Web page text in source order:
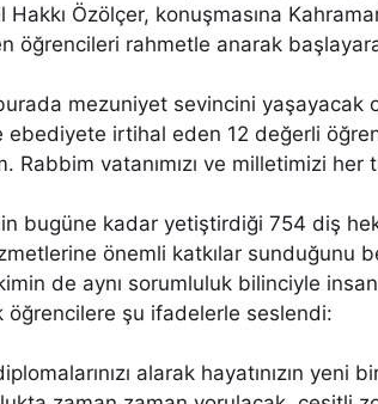
Hakkı Özölçer, konuşmasına
öğrencileri rahmetle anarak
mezuniyet sevincini yaşayacak
ebediyete irtihal eden 12 değerli
Rabbim vatanımızı ve milletimizi
bugüne kadar yetiştirdiği 754 diş
önemli katkılar sunduğunu
de aynı sorumluluk bilinciyle
öğrencilere şu ifadelerle seslendi:
alarak hayatınızın yeni